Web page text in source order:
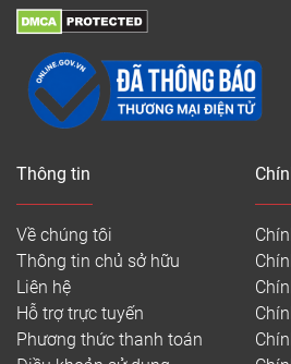
Tấm sàn nhựa giả
Cấu tạo ván sàn bao gồm 5 lớp
– Lớp UV: Lớp này thuộc lớp
Thông tin
Về chúng tôi
Thông tin chủ sở hữu
Liên hệ
Hỗ trợ trực tuyến
Phương thức thanh toán